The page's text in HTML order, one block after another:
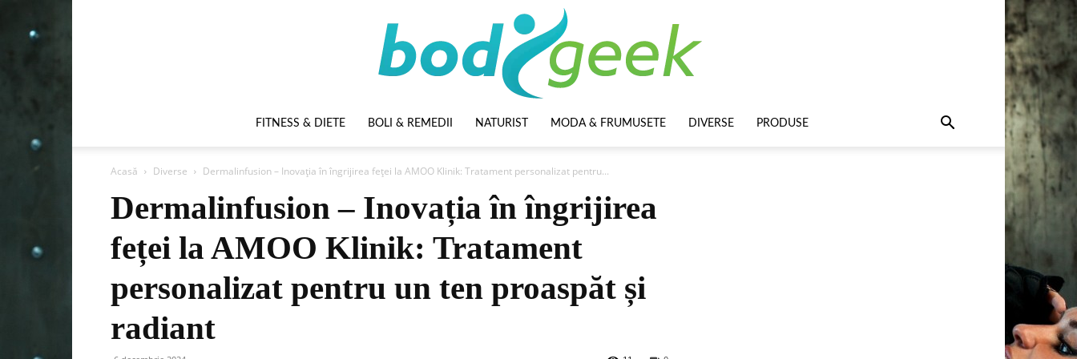
FITNESS & DIETE BOLI & REMEDII NATURIST MODA & FRUMUSETE DIVERSE PRODUSE
Acasă Diverse Dermalinfusion – Inovația în îngrijirea feței la AMOO Klinik: Tratament personalizat pentru...
Dermalinfusion – Inovația în îngrijirea
feței la AMOO Klinik: Tratament
personalizat pentru un ten proaspăt și
radiant